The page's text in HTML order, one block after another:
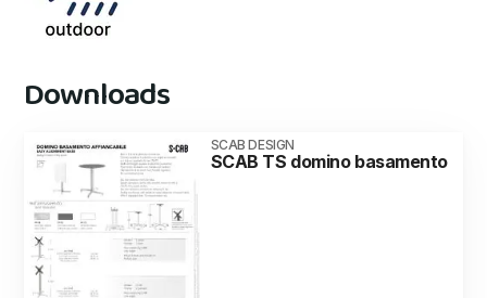
Downloads
SCAB DESIGN
SCAB TS domino basamento